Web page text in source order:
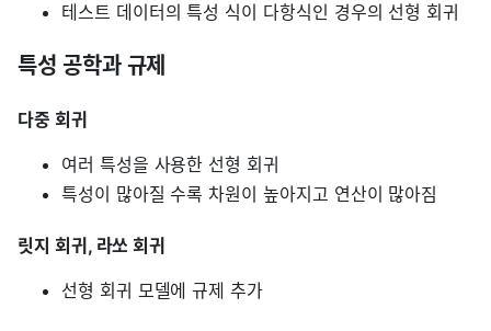
테스트 데이터의 특성 식이 다항식인 경우의 선형 회귀
특성 공학과 규제
다중 회귀
여러 특성을 사용한 선형 회귀
특성이 많아질 수록 차원이 높아지고 연산이 많아짐
릿지 회귀, 라쏘 회귀
선형 회귀 모델에 규제 추가